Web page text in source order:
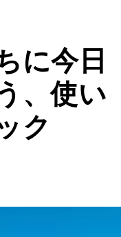
に今日
、使い
ク